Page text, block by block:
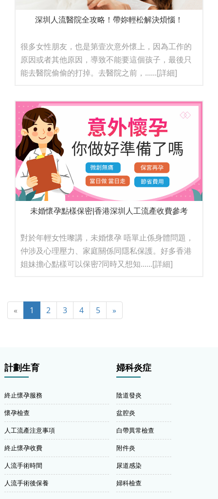
深圳人流醫院全攻略！帶妳輕松解決煩惱！
很多女性朋友，也是第壹次意外懷上，因為工作的
原因或者其他原因，導致不能要這個孩子，最後只
能去醫院偷偷的打掉。去醫院之前，......[詳細]
未婚懷孕點樣保密|香港深圳人工流產收費參考
對於年輕女性嚟講，未婚懷孕 唔單止係身體問題，
仲涉及心理壓力、家庭關係同隱私保護。好多香港
姐妹擔心點樣可以保密?同時又想知......[詳細]
« 1 2 3 4 5 »
計劃生育
終止懷孕服務
懷孕檢查
人工流產注意事項
終止懷孕收費
人流手術時間
人流手術後保養
婦科炎症
陰道發炎
盆腔炎
白帶異常檢查
附件炎
尿道感染
婦科檢查